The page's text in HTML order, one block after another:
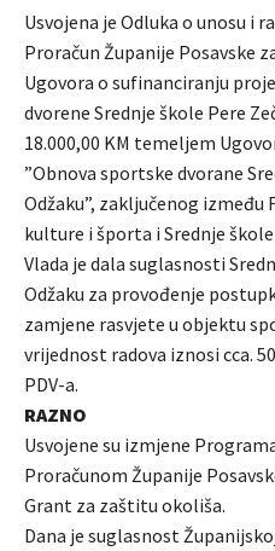
Usvojena je Odluka o unosu i
Proračun Županije Posavske
Ugovora o sufinanciranju
dvorene Srednje škole Pere
18.000,00 KM temeljem
”Obnova sportske dvorane
Odžaku”, zaključenog
kulture i športa i Srednje škole
Vlada je dala suglasnosti
Odžaku za provođenje
zamjene rasvjete u objektu
vrijednost radova iznosi cca.
PDV-a.
RAZNO
Usvojene su izmjene
Proračunom Županije
Grant za zaštitu okoliša.
Dana je suglasnost